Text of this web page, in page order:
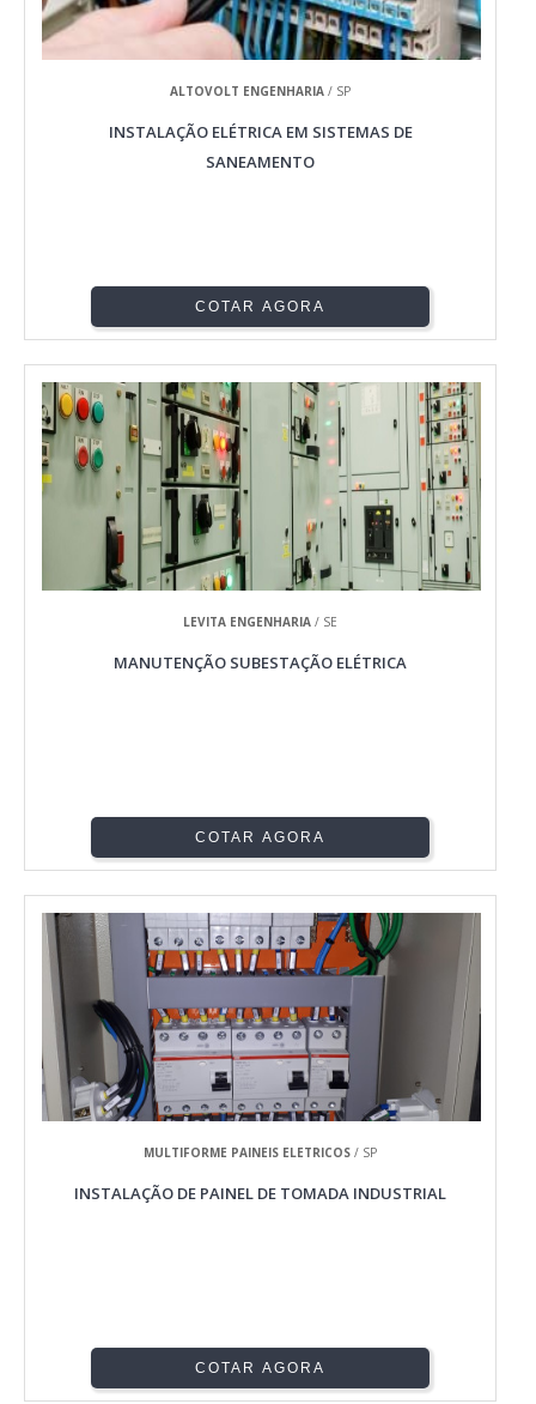
ALTOVOLT ENGENHARIA / SP
INSTALAÇÃO ELÉTRICA EM SISTEMAS DE
SANEAMENTO
COTAR AGORA
LEVITA ENGENHARIA / SE
MANUTENÇÃO SUBESTAÇÃO ELÉTRICA
COTAR AGORA
MULTIFORME PAINEIS ELETRICOS / SP
INSTALAÇÃO DE PAINEL DE TOMADA INDUSTRIAL
COTAR AGORA